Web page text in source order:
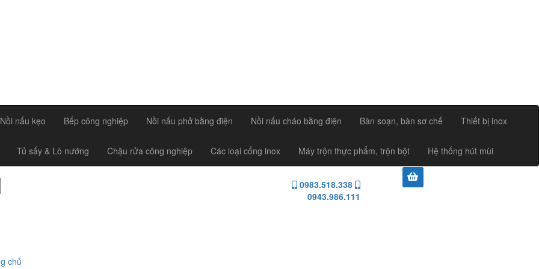
Nồi nấu kẹo Bếp công nghiệp Nồi nấu phở bằng điện Nồi nấu cháo bằng điện Bàn soạn, bàn sơ chế Thiết bị inox
Tủ sấy & Lò nướng Chậu rửa công nghiệp Các loại cổng inox Máy trộn thực phẩm, trộn bột Hệ thống hút mùi
0983.518.338
0943.986.111
chủ